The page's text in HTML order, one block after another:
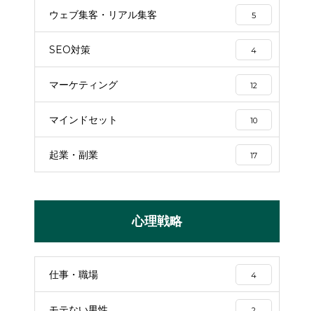
ウェブ集客・リアル集客 5
SEO対策 4
マーケティング 12
マインドセット 10
起業・副業 17
心理戦略
仕事・職場 4